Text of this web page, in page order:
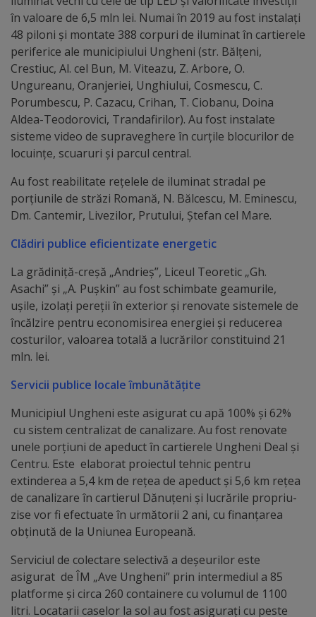
Regulamentul
de
funcționare
Integritate
și
calitate
Consiliul
Municipal
Secretar
Consilieri
Comisii
de
specialitate
Regulamentul
Consiliului
Calitate
și
integritate
Servicii
Plăți
în valoare de 6,5 mln lei. Numai în 2019 au fost instalați
48 piloni și montate 388 corpuri de iluminat în cartierele
periferice ale municipiului Ungheni (str. Bălțeni,
Crestiuc, Al. cel Bun, M. Viteazu, Z. Arbore, O.
Ungureanu, Oranjeriei, Unghiului, Cosmescu, C.
Porumbescu, P. Cazacu, Crihan, T. Ciobanu, Doina
Aldea-Teodorovici, Trandafirilor). Au fost instalate
sisteme video de supraveghere în curțile blocurilor de
locuințe, scuaruri și parcul central.
Au fost reabilitate rețelele de iluminat stradal pe
porțiunile de străzi Romană, N. Bălcescu, M. Eminescu,
Dm. Cantemir, Livezilor, Prutului, Ștefan cel Mare.
Clădiri publice eficientizate energetic
La grădiniță-creșă „Andrieș”, Liceul Teoretic „Gh.
Asachi” și „A. Pușkin” au fost schimbate geamurile,
ușile, izolați pereții în exterior și renovate sistemele de
încălzire pentru economisirea energiei și reducerea
costurilor, valoarea totală a lucrărilor constituind 21
mln. lei.
Servicii publice locale îmbunătățite
Municipiul Ungheni este asigurat cu apă 100% și 62%
cu sistem centralizat de canalizare. Au fost renovate
unele porțiuni de apeduct în cartierele Ungheni Deal și
Centru. Este elaborat proiectul tehnic pentru
extinderea a 5,4 km de rețea de apeduct și 5,6 km rețea
de canalizare în cartierul Dănuțeni și lucrările propriu-
zise vor fi efectuate în următorii 2 ani, cu finanțarea
obținută de la Uniunea Europeană.
Serviciul de colectare selectivă a deșeurilor este
asigurat de ÎM „Ave Ungheni” prin intermediul a 85
platforme și circa 260 containere cu volumul de 1100
litri. Locatarii caselor la sol au fost asigurați cu peste